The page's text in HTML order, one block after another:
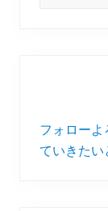
フォロー
ていきたい